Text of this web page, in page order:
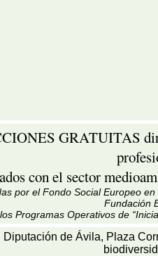
GRATUITAS
con el sector
por el Fondo Social Europeo
Fundación
Programas Operativos de
Diputación de Ávila, Plaza